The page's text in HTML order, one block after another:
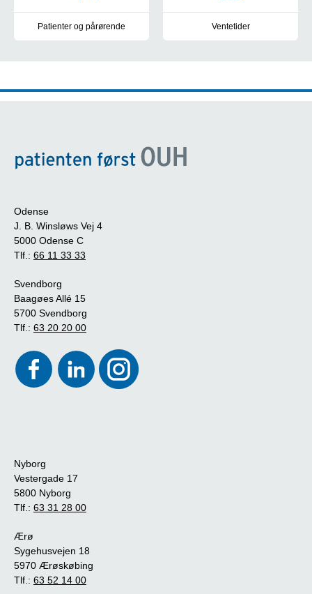
Patienter og pårørende Ventetider
Odense
J. B. Winsløws Vej 4
5000 Odense C
Tlf.: 66 11 33 33
Svendborg
Baagøes Allé 15
5700 Svendborg
Tlf.: 63 20 20 00
Nyborg
Vestergade 17
5800 Nyborg
Tlf.: 63 31 28 00
Ærø
Sygehusvejen 18
5970 Ærøskøbing
Tlf.: 63 52 14 00